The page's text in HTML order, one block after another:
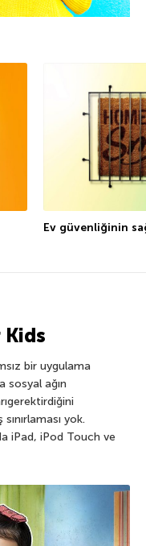
Ev güvenliğinin
Kids
bir uygulama
sosyal ağın
yok.
iPad, iPod Touch ve